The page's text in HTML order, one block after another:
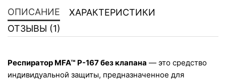
ОПИСАНИЕ
ХАРАКТЕРИСТИКИ
ОТЗЫВЫ (1)
Респиратор MFA™ P-167 без клапана — это средство
индивидуальной защиты, предназначенное для